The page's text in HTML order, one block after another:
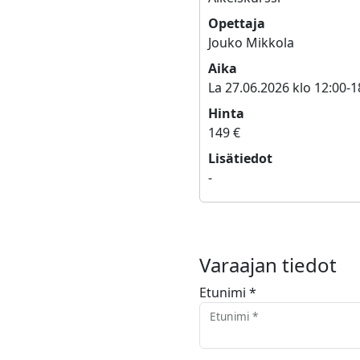
Opettaja
Jouko Mikkola
Aika
La 27.06.2026 klo 12:00-
Hinta
149 €
Lisätiedot
-
Varaajan tiedot
Etunimi *
Etunimi *